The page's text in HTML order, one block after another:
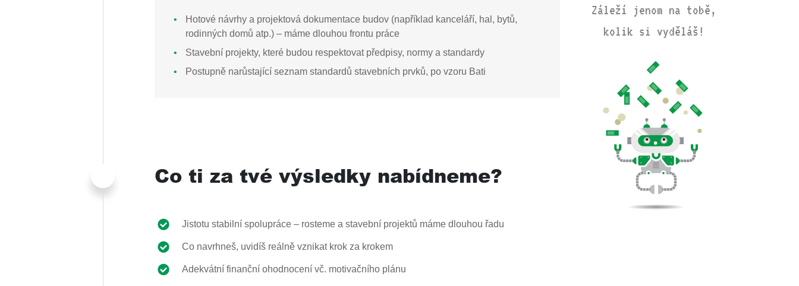
Hotové návrhy a projektová dokumentace budov (například kanceláří, hal, bytů,
rodinných domů atp.) – máme dlouhou frontu práce
Stavební projekty, které budou respektovat předpisy, normy a standardy
Postupně narůstající seznam standardů stavebních prvků, po vzoru Bati
Co ti za tvé výsledky nabídneme?
Jistotu stabilní spolupráce – rosteme a stavební projektů máme dlouhou řadu
Co navrhneš, uvidíš reálně vznikat krok za krokem
Adekvátní finanční ohodnocení vč. motivačního plánu
Záleží jenom na tobě,
kolik si vyděláš!